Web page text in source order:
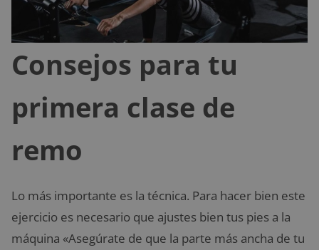
Consejos para tu
primera clase de
remo
Lo más importante es la técnica. Para hacer bien este
ejercicio es necesario que ajustes bien tus pies a la
máquina «Asegúrate de que la parte más ancha de tu